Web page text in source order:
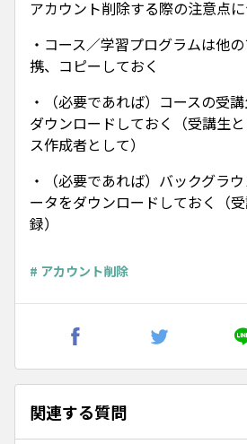
アカウント削除する際の注意点
・コース／学習プログラムは他
携、コピーしておく
・（必要であれば）コースの受
ダウンロードしておく（受講生
ス作成者として）
・（必要であれば）バックグラ
ータをダウンロードしておく（
録）
# アカウント削除
関連する質問